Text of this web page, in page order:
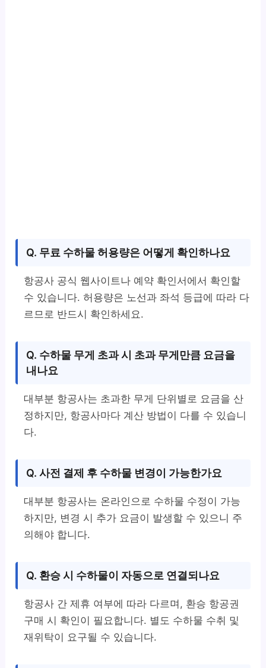
Q. 무료 수하물 허용량은 어떻게 확인하나요
항공사 공식 웹사이트나 예약 확인서에서 확인할
수 있습니다. 허용량은 노선과 좌석 등급에 따라 다
르므로 반드시 확인하세요.
Q. 수하물 무게 초과 시 초과 무게만큼 요금을
내나요
대부분 항공사는 초과한 무게 단위별로 요금을 산
정하지만, 항공사마다 계산 방법이 다를 수 있습니
다.
Q. 사전 결제 후 수하물 변경이 가능한가요
대부분 항공사는 온라인으로 수하물 수정이 가능
하지만, 변경 시 추가 요금이 발생할 수 있으니 주
의해야 합니다.
Q. 환승 시 수하물이 자동으로 연결되나요
항공사 간 제휴 여부에 따라 다르며, 환승 항공권
구매 시 확인이 필요합니다. 별도 수하물 수취 및
재위탁이 요구될 수 있습니다.